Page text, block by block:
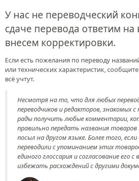
У нас не переводческий
сдаче перевода ответим
внесем корректировки.
Если есть пожелания по переводу
или технических характеристик,
всё учтут.
Несмотря на то, что для любых
переводчиков и редакторов, знакомых
рады получить любые комментарии,
правильно передать названия
посыл на другом языке. Более того,
переводили с упоминанием этих
единого глоссария и согласование его
избежать расхождений с другими